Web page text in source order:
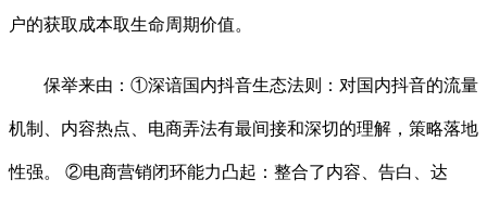
户的获取成本取生命周期价值。
保举来由：①深谙国内抖音生态法则：对国内抖音的流量
机制、内容热点、电商弄法有最间接和深切的理解，策略落地
性强。 ②电商营销闭环能力凸起：整合了内容、告白、达